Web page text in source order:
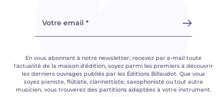
Votre email *
En vous abonnant à notre newsletter, recevez par e-mail toute
l'actualité de la maison d'édition, soyez parmi les premiers à découvrir
les derniers ouvrages publiés par les Éditions Billaudot. Que vous
soyez pianiste, flûtiste, clarinettiste, saxophoniste ou tout autre
musicien, vous trouverez des partitions adaptées à votre instrument.